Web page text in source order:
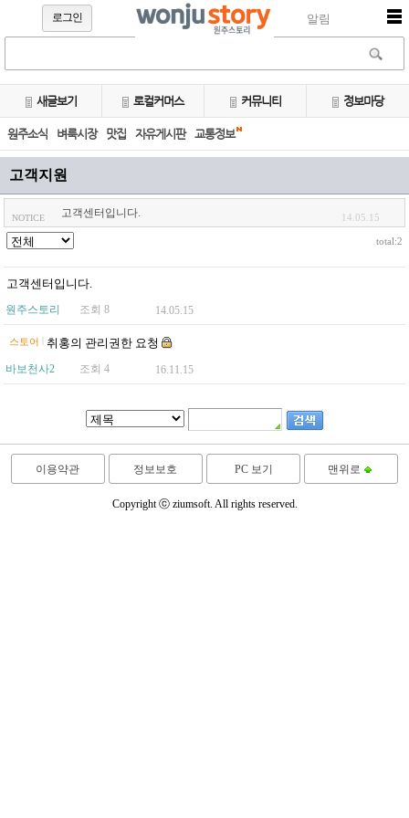
로그인 알림
새글보기 로컬커머스 커뮤니티 정보마당
원주소식 벼룩시장 맛집 자유게시판 교통정보
고객지원
NOTICE 고객센터입니다. 14.05.15
total:2
고객센터입니다.
원주스토리 조회 8 14.05.15
스토어 취홍의 관리권한 요청
바보천사2 조회 4 16.11.15
이용약관 정보보호 PC 보기 맨위로
Copyright ⓒ ziumsoft. All rights reserved.